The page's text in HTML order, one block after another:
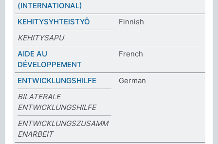
(INTERNATIONAL)
KEHITYSYHTEISTYÖ
Finnish
KEHITYSAPU
AIDE AU
DÉVELOPPEMENT
French
ENTWICKLUNGSHILFE
German
BILATERALE
ENTWICKLUNGSHILFE
ENTWICKLUNGSZUSAMM
ENARBEIT